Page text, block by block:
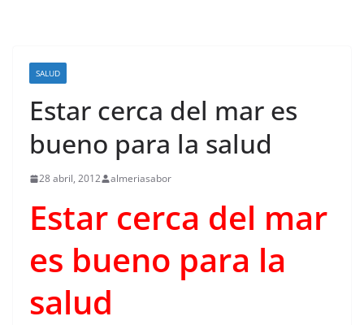
SALUD
Estar cerca del mar es
bueno para la salud
28 abril, 2012 almeriasabor
Estar cerca del mar
es bueno para la
salud